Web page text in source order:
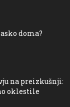
doma?
na preizkušnji:
oklestile